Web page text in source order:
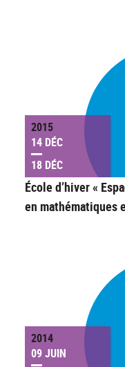
2015
14 DÉC
18 DÉC
École d’hiver «
en mathématiques
2014
09 JUIN